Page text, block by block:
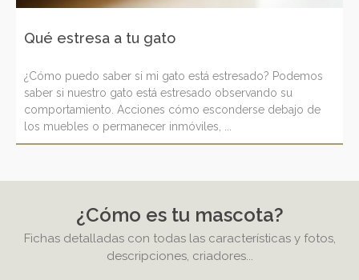
Qué estresa a tu gato
¿Cómo puedo saber si mi gato está estresado? Podemos
saber si nuestro gato está estresado observando su
comportamiento. Acciones cómo esconderse debajo de
los muebles o permanecer inmóviles, ...
¿Cómo es tu mascota?
Fichas detalladas con todas las características y fotos,
descripciones, criadores...